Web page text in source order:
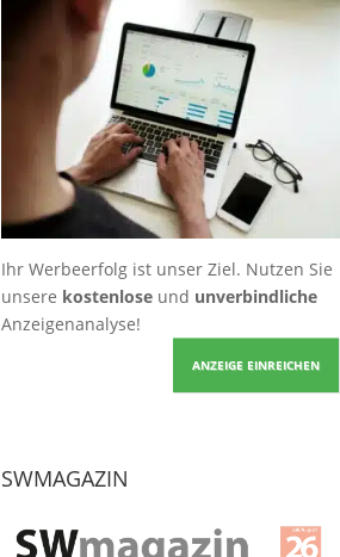
Ihr Werbeerfolg ist unser Ziel. Nutzen Sie
unsere kostenloseund unverbindliche
Anzeigenanalyse!
ANZEIGE EINREICHEN
SWMAGAZIN